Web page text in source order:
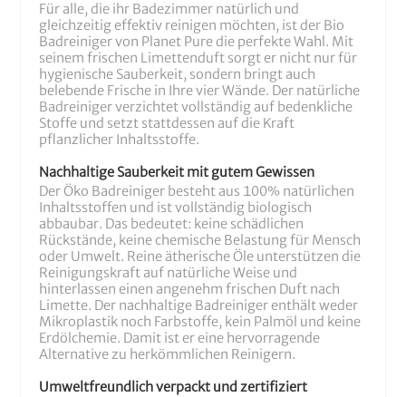
Für alle, die ihr Badezimmer natürlich und
gleichzeitig effektiv reinigen möchten, ist der Bio
Badreiniger von Planet Pure die perfekte Wahl. Mit
seinem frischen Limettenduft sorgt er nicht nur für
hygienische Sauberkeit, sondern bringt auch
belebende Frische in Ihre vier Wände. Der natürliche
Badreiniger verzichtet vollständig auf bedenkliche
Stoffe und setzt stattdessen auf die Kraft
pflanzlicher Inhaltsstoffe.
Nachhaltige Sauberkeit mit gutem Gewissen
Der Öko Badreiniger besteht aus 100% natürlichen
Inhaltsstoffen und ist vollständig biologisch
abbaubar. Das bedeutet: keine schädlichen
Rückstände, keine chemische Belastung für Mensch
oder Umwelt. Reine ätherische Öle unterstützen die
Reinigungskraft auf natürliche Weise und
hinterlassen einen angenehm frischen Duft nach
Limette. Der nachhaltige Badreiniger enthält weder
Mikroplastik noch Farbstoffe, kein Palmöl und keine
Erdölchemie. Damit ist er eine hervorragende
Alternative zu herkömmlichen Reinigern.
Umweltfreundlich verpackt und zertifiziert